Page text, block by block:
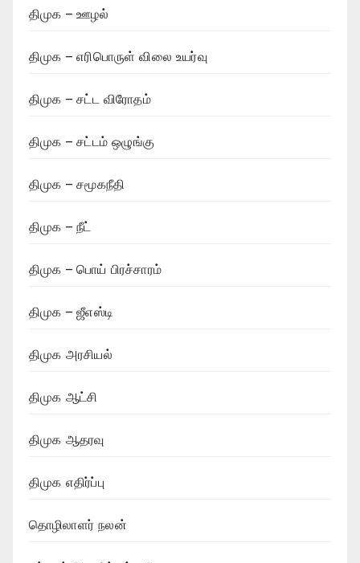
திமுக – ஊழல்
திமுக – எரிபொருள் விலை உயர்வு
திமுக – சட்ட விரோதம்
திமுக – சட்டம் ஒழுங்கு
திமுக – சமூகநீதி
திமுக – நீட்
திமுக – பொய் பிரச்சாரம்
திமுக – ஜீஎஸ்டி
திமுக அரசியல்
திமுக ஆட்சி
திமுக ஆதரவு
திமுக எதிர்ப்பு
தொழிலாளர் நலன்